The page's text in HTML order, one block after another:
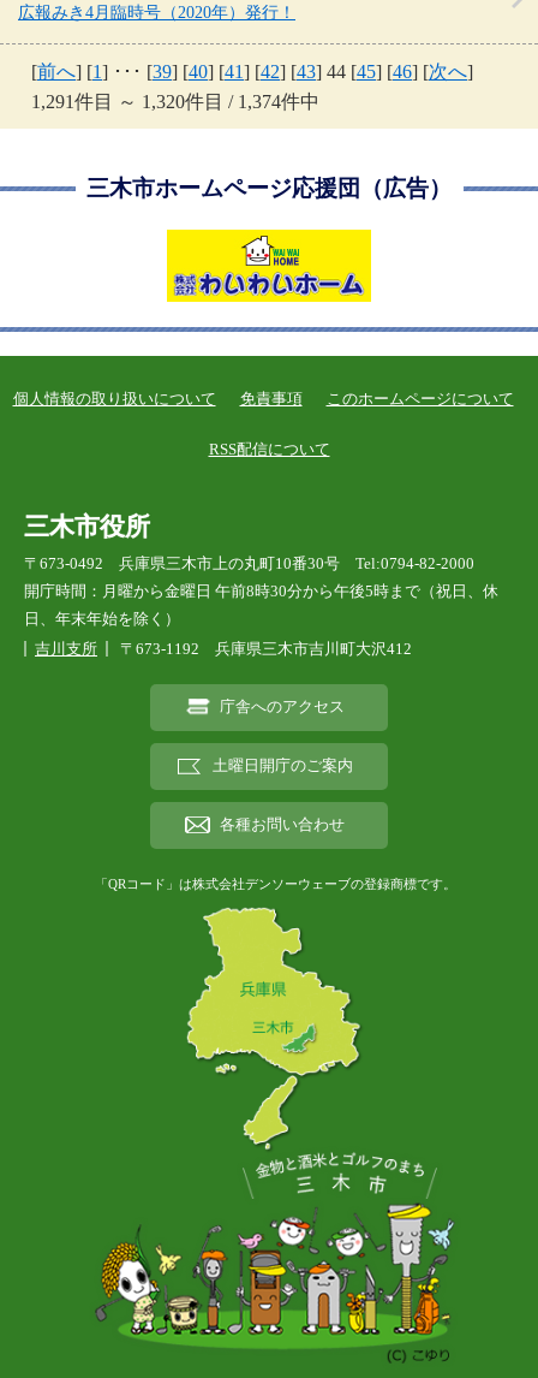
広報みき4月臨時号（2020年）発行！
[前へ] [1] ･･･ [39] [40] [41] [42] [43] 44 [45] [46] [次へ]
1,291件目 ～ 1,320件目 / 1,374件中
三木市ホームページ応援団（広告）
個人情報の取り扱いについて 免責事項 このホームページについて
RSS配信について
三木市役所
〒673-0492 兵庫県三木市上の丸町10番30号 Tel:0794-82-2000
開庁時間：月曜から金曜日 午前8時30分から午後5時まで（祝日、休
日、年末年始を除く）
吉川支所
〒673-1192 兵庫県三木市吉川町大沢412
庁舎へのアクセス
土曜日開庁のご案内
各種お問い合わせ
「QRコード」は株式会社デンソーウェーブの登録商標です。